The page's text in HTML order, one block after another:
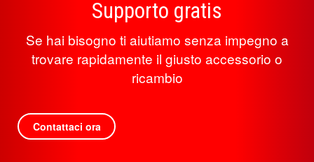
Supporto gratis
Se hai bisogno ti aiutiamo senza impegno a
trovare rapidamente il giusto accessorio o
ricambio
Contattaci ora